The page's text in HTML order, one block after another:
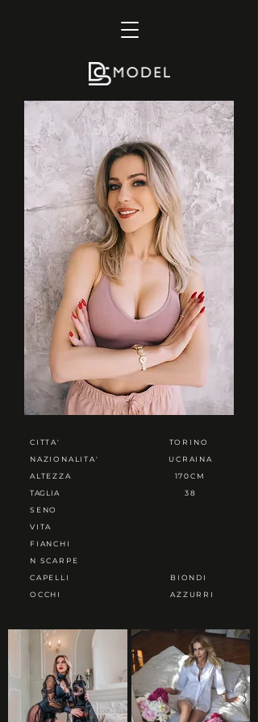
CITTA'
NAZIONALITA'
ALTEZZA
TAGLIA
SENO
VITA
FIANCHI
N SCARPE
CAPELLI
OCCHI
TORINO
UCRAINA
170CM
38
BIONDI
AZZURRI